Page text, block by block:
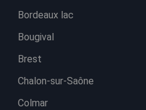
Bordeaux lac
Bougival
Brest
Chalon-sur-Saône
Colmar